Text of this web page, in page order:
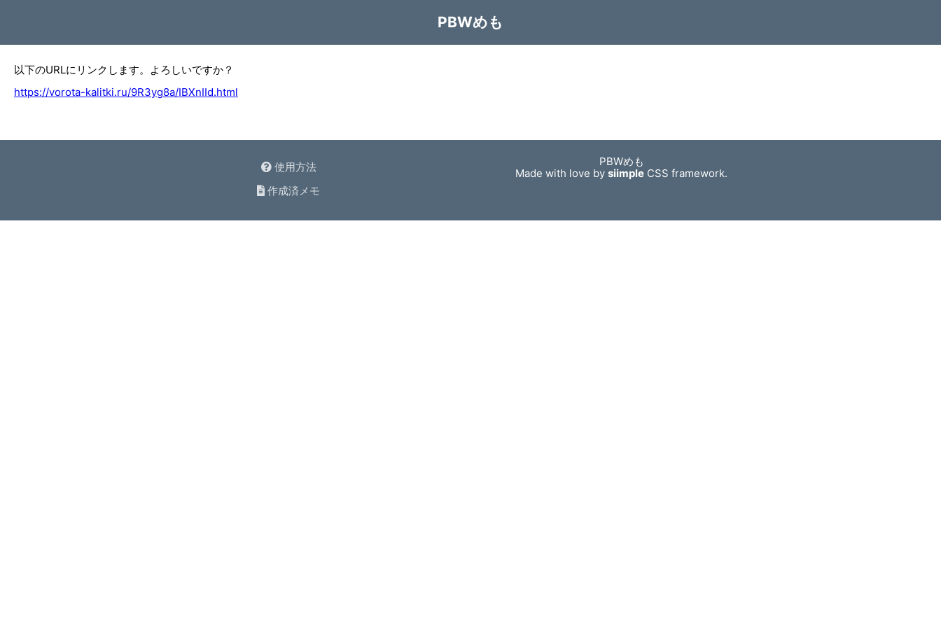
PBWめも
以下のURLにリンクします。よろしいですか？
https://vorota-kalitki.ru/9R3yg8a/IBXnIId.html
使用方法
作成済メモ
PBWめも
Made with love bysiimple CSS framework.